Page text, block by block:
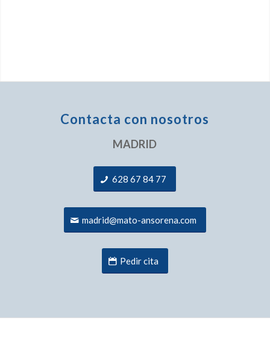
Contacta con nosotros
MADRID
628 67 84 77
madrid@mato-ansorena.com
Pedir cita